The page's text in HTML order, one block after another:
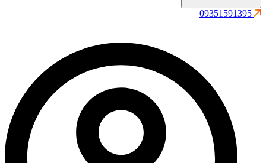
09351591395